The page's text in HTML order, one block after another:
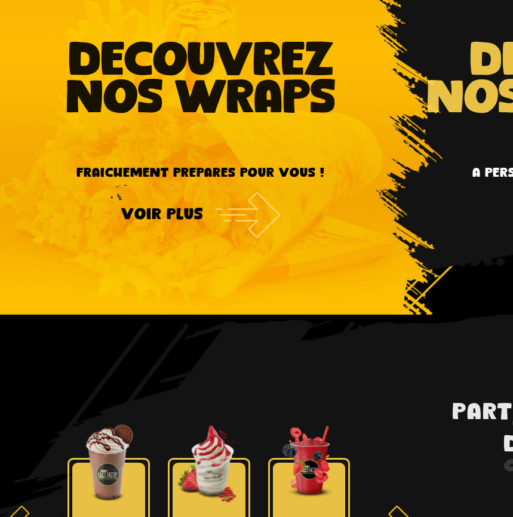
decouvrez
nos wraps
Fraichement prepares pour vous !
voir plus
A